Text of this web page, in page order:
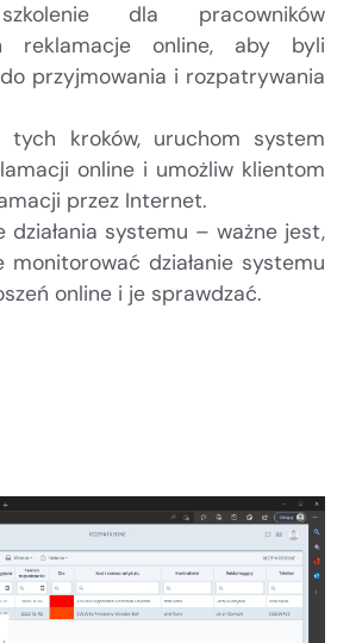
dla pracowników
reklamacje online, aby byli
przyjmowania i rozpatrywania
tych kroków, uruchom system
online i umożliw klientom
przez Internet.
działania systemu – ważne jest,
monitorować działanie systemu
online i je sprawdzać.